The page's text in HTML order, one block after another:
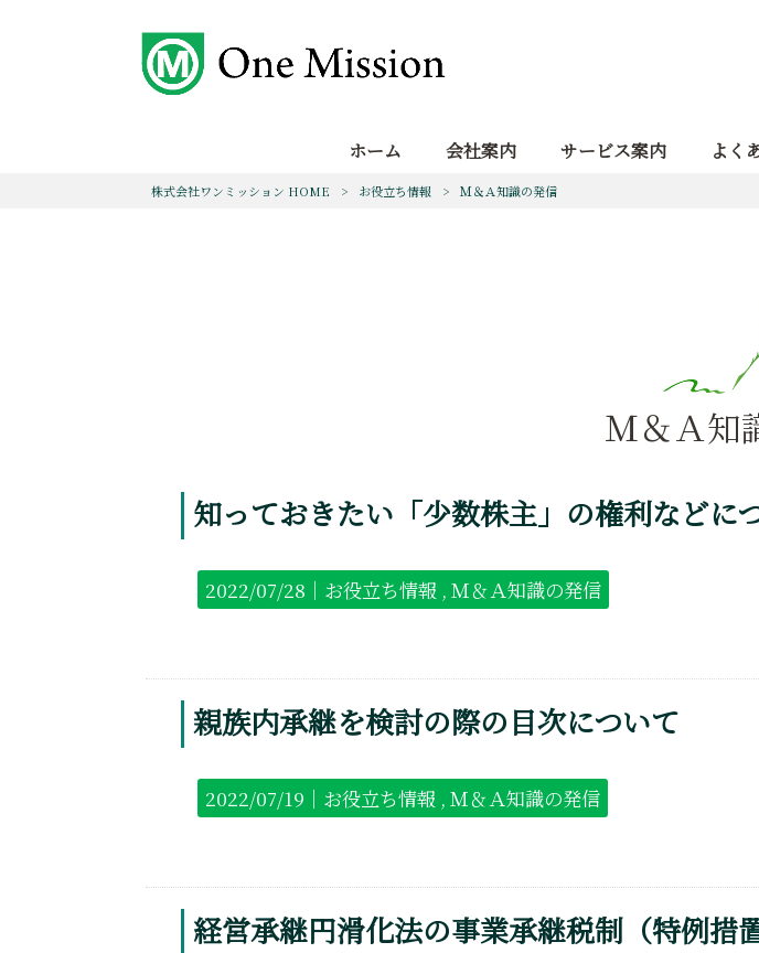
ホーム 会社案内 サービス案内 よく
株式会社ワンミッション HOME > お役立ち情報 > Ｍ＆Ａ知識の発信
Ｍ＆Ａ知
知っておきたい「少数株主」の権利などに
2022/07/28｜ お役立ち情報 Ｍ＆Ａ知識の発信
親族内承継を検討の際の目次について
2022/07/19｜ お役立ち情報 Ｍ＆Ａ知識の発信
経営承継円滑化法の事業承継税制（特例措